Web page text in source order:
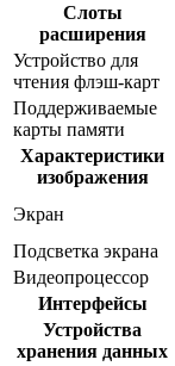
Слоты
расширения
Устройство для
чтения флэш-карт
Поддерживаемые
карты памяти
Характеристики
изображения
Экран
Подсветка экрана
Видеопроцессор
Интерфейсы
Устройства
хранения данных